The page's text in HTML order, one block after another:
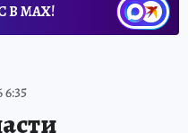
В МАХ!